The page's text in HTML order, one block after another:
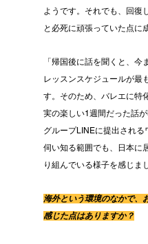
ようです。それでも、回復
と必死に頑張っていた点に
「帰国後に話を聞くと、
レッスンスケジュールが最
す。そのため、バレエに特
実の楽しい1週間だった話が
グループLINEに提出され
伺い知る範囲でも、日本に
り組んでいる様子を感じま
海外という環境のなかで、
感じた点はありますか？